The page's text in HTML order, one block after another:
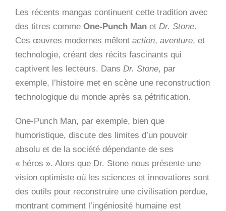
Les récents mangas continuent cette tradition avec
des titres comme One-Punch Man et Dr. Stone.
Ces œuvres modernes mêlent action, aventure, et
technologie, créant des récits fascinants qui
captivent les lecteurs. Dans Dr. Stone, par
exemple, l’histoire met en scène une reconstruction
technologique du monde après sa pétrification.
One-Punch Man, par exemple, bien que
humoristique, discute des limites d’un pouvoir
absolu et de la société dépendante de ses
« héros ». Alors que Dr. Stone nous présente une
vision optimiste où les sciences et innovations sont
des outils pour reconstruire une civilisation perdue,
montrant comment l’ingéniosité humaine est